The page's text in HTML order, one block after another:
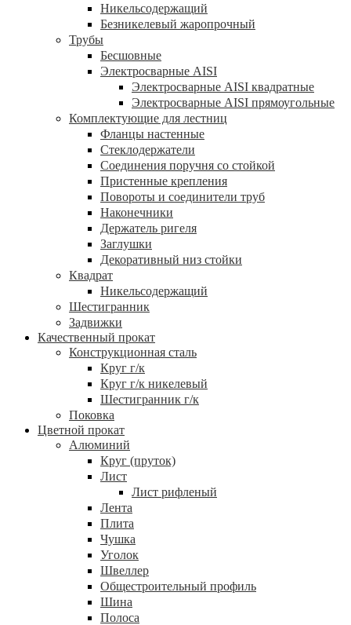
Никельсодержащий
Безникелевый жаропрочный
Трубы
Бесшовные
Электросварные AISI
Электросварные AISI квадратные
Электросварные AISI прямоугольные
Комплектующие для лестниц
Фланцы настенные
Стеклодержатели
Соединения поручня со стойкой
Пристенные крепления
Повороты и соединители труб
Наконечники
Держатель ригеля
Заглушки
Декоративный низ стойки
Квадрат
Никельсодержащий
Шестигранник
Задвижки
Качественный прокат
Конструкционная сталь
Круг г/к
Круг г/к никелевый
Шестигранник г/к
Поковка
Цветной прокат
Алюминий
Круг (пруток)
Лист
Лист рифленый
Лента
Плита
Чушка
Уголок
Швеллер
Общестроительный профиль
Шина
Полоса